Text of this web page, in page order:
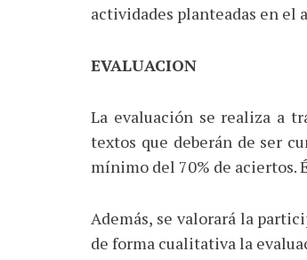
actividades planteadas en el
EVALUACION
La evaluación se realiza a
textos que deberán de ser
mínimo del 70% de aciertos.
Además, se valorará la
de forma cualitativa la